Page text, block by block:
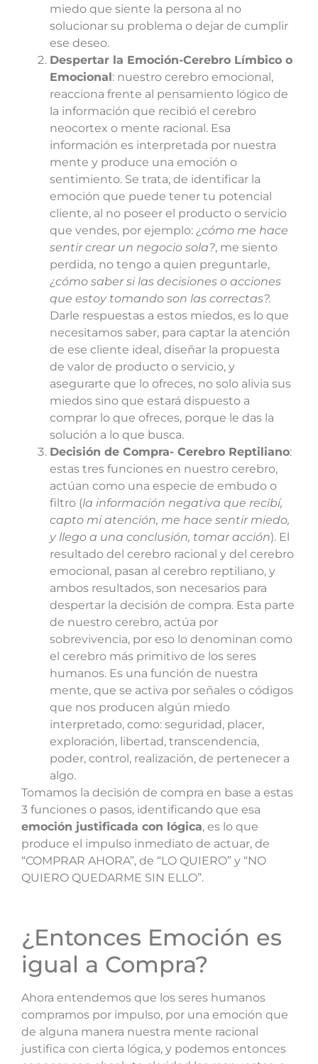
miedo que siente la persona al no
solucionar su problema o dejar de cumplir
ese deseo.
Despertar la Emoción-Cerebro Límbico o
Emocional : nuestro cerebro emocional,
reacciona frente al pensamiento lógico de
la información que recibió el cerebro
neocortex o mente racional. Esa
información es interpretada por nuestra
mente y produce una emoción o
sentimiento. Se trata, de identificar la
emoción que puede tener tu potencial
cliente, al no poseer el producto o servicio
que vendes, por ejemplo: ¿cómo me hace
sentir crear un negocio sola?, me siento
perdida, no tengo a quien preguntarle,
¿cómo saber si las decisiones o acciones
que estoy tomando son las correctas?.
Darle respuestas a estos miedos, es lo que
necesitamos saber, para captar la atención
de ese cliente ideal, diseñar la propuesta
de valor de producto o servicio, y
asegurarte que lo ofreces, no solo alivia sus
miedos sino que estará dispuesto a
comprar lo que ofreces, porque le das la
solución a lo que busca.
Decisión de Compra- Cerebro Reptiliano:
estas tres funciones en nuestro cerebro,
actúan como una especie de embudo o
filtro (la información negativa que recibí,
capto mi atención, me hace sentir miedo,
y llego a una conclusión, tomar acción). El
resultado del cerebro racional y del cerebro
emocional, pasan al cerebro reptiliano, y
ambos resultados, son necesarios para
despertar la decisión de compra. Esta parte
de nuestro cerebro, actúa por
sobrevivencia, por eso lo denominan como
el cerebro más primitivo de los seres
humanos. Es una función de nuestra
mente, que se activa por señales o códigos
que nos producen algún miedo
interpretado, como: seguridad, placer,
exploración, libertad, transcendencia,
poder, control, realización, de pertenecer a
algo.
Tomamos la decisión de compra en base a estas
3 funciones o pasos, identificando que esa
emoción justificada con lógica, es lo que
produce el impulso inmediato de actuar, de
“COMPRAR AHORA”, de “LO QUIERO” y “NO
QUIERO QUEDARME SIN ELLO”.
¿Entonces Emoción es
igual a Compra?
Ahora entendemos que los seres humanos
compramos por impulso, por una emoción que
de alguna manera nuestra mente racional
justifica con cierta lógica, y podemos entonces